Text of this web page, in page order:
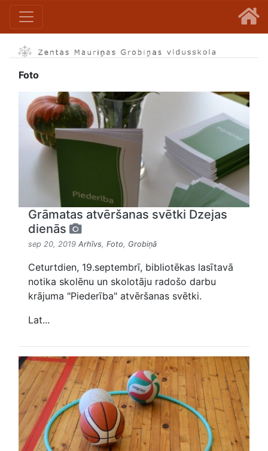
Foto
Grāmatas atvēršanas svētki Dzejas
dienās
sep 20, 2019 Arhīvs, Foto, Grobiņā
Ceturtdien, 19.septembrī, bibliotēkas lasītavā
notika skolēnu un skolotāju radošo darbu
krājuma "Piederība" atvēršanas svētki.
Lat...